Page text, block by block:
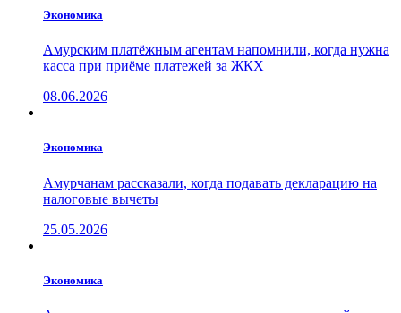
Экономика
Амурским платёжным агентам напомнили, когда нужна
касса при приёме платежей за ЖКХ
08.06.2026
Экономика
Амурчанам рассказали, когда подавать декларацию на
налоговые вычеты
25.05.2026
Экономика